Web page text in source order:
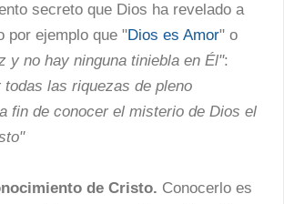
secreto que Dios ha revelado a
por ejemplo que "Dios es Amor" o
y no hay ninguna tiniebla en Él":
todas las riquezas de pleno
fin de conocer el misterio de Dios el
de Cristo. Conocerlo es